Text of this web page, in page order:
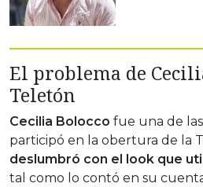
El problema de
Teletón
Cecilia Bolocco fue una de
participó en la obertura de la
deslumbró con el look que
tal como lo contó en su